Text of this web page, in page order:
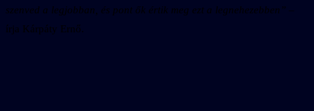
szenved a legjobban, és pont ők értik meg ezt a legnehezebben” –
írja Kárpáty Ernő.